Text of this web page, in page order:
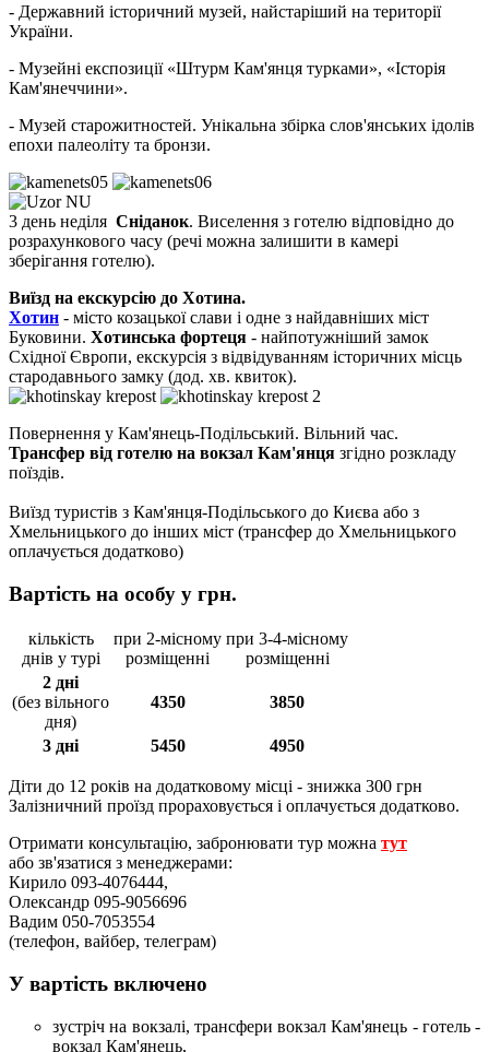
- Державний історичний музей, найстаріший на території
України.
- Музейні експозиції «Штурм Кам'янця турками», «Історія
Кам'янеччини».
- Музей старожитностей. Унікальна збірка слов'янських ідолів
епохи палеоліту та бронзи.
3 день неділя Сніданок. Виселення з готелю відповідно до
розрахункового часу (речі можна залишити в камері
зберігання готелю).
Виїзд на екскурсію до Хотина.
Хотин - місто козацької слави і одне з найдавніших міст
Буковини. Хотинська фортеця - найпотужніший замок
Східної Європи, екскурсія з відвідуванням історичних місць
стародавнього замку (дод. хв. квиток).
Повернення у Кам'янець-Подільський. Вільний час.
Трансфер від готелю на вокзал Кам'янця згідно розкладу
поїздів.
Виїзд туристів з Кам'янця-Подільського до Києва або з
Хмельницького до інших міст (трансфер до Хмельницького
оплачується додатково)
Вартість на особу у грн.
кількість
днів у турі
при 2-місному
розміщенні
при 3-4-місному
розміщенні
2 дні
(без вільного
дня)
4350 3850
3 дні 5450 4950
Діти до 12 років на додатковому місці - знижка 300 грн
Залізничний проїзд прораховується і оплачується додатково.
Отримати консультацію, забронювати тур можна тут
або зв'язатися з менеджерами:
Кирило 093-4076444,
Олександр 095-9056696
Вадим 050-7053554
(телефон, вайбер, телеграм)
У вартість включено
зустріч на вокзалі, трансфери вокзал Кам'янець - готель -
вокзал Кам'янець,